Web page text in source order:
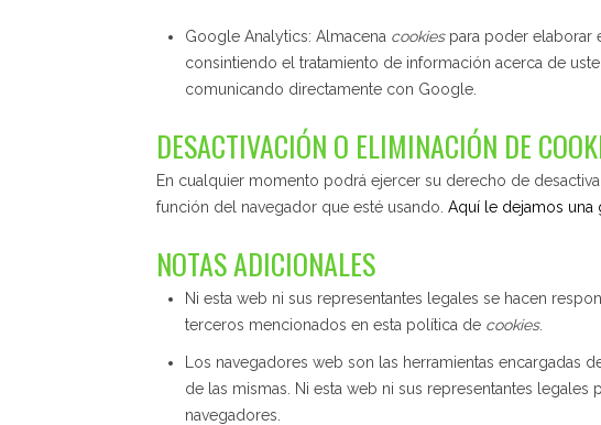
Google Analytics: Almacena cookiespara poder elaborar
consintiendo el tratamiento de información acerca de
comunicando directamente con Google.
DESACTIVACIÓN O ELIMINACIÓN DE
En cualquier momento podrá ejercer su derecho de
función del navegador que esté usando. Aquí le dejamos una
NOTAS ADICIONALES
Ni esta web ni sus representantes legales se hacen
terceros mencionados en esta política de cookies.
Los navegadores web son las herramientas encargadas
de las mismas. Ni esta web ni sus representantes
navegadores.